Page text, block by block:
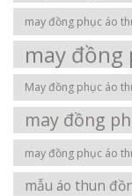
may đồng phục áo
may đồng
May đồng phục áo
may đồng
may đồng phục áo
mẫu áo thun